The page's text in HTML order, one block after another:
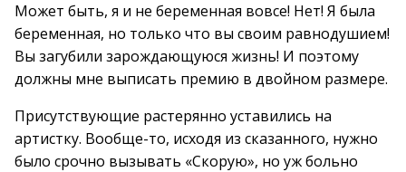
Может быть, я и не беременная вовсе! Нет! Я была
беременная, но только что вы своим равнодушием!
Вы загубили зарождающуюся жизнь! И поэтому
должны мне выписать премию в двойном размере.
Присутствующие растерянно уставились на
артистку. Вообще-то, исходя из сказанного, нужно
было срочно вызывать «Скорую», но уж больно